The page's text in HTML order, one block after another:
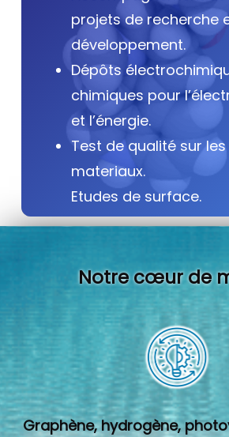
projets de recherche
développement.
Dépôts
chimiques pour
et l’énergie.
Test de qualité sur les
materiaux.
Etudes de surface.
Notre cœur de
Graphène, hydrogène,